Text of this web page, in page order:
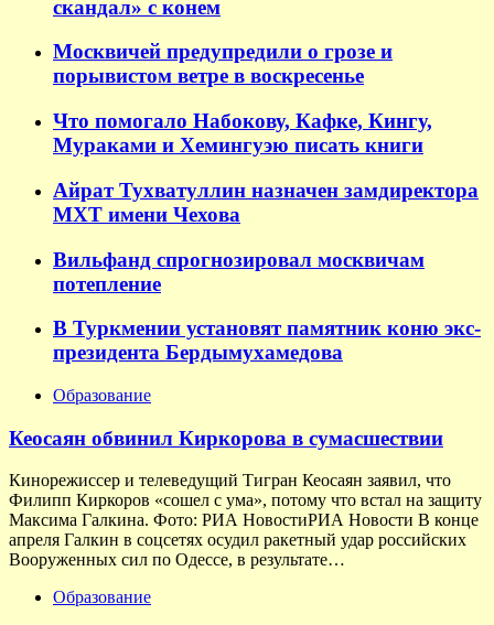
скандал» с конем
Москвичей предупредили о грозе и
порывистом ветре в воскресенье
Что помогало Набокову, Кафке, Кингу,
Мураками и Хемингуэю писать книги
Айрат Тухватуллин назначен замдиректора
МХТ имени Чехова
Вильфанд спрогнозировал москвичам
потепление
В Туркмении установят памятник коню экс-
президента Бердымухамедова
Образование
Кеосаян обвинил Киркорова в сумасшествии
Кинорежиссер и телеведущий Тигран Кеосаян заявил, что
Филипп Киркоров «сошел с ума», потому что встал на защиту
Максима Галкина. Фото: РИА НовостиРИА Новости В конце
апреля Галкин в соцсетях осудил ракетный удар российских
Вооруженных сил по Одессе, в результате…
Образование